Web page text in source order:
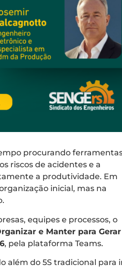
procurando
riscos de acidentes e a
a produtividade. Em
inicial, mas na
equipes e processos, o
e Manter para Gerar
, pela plataforma Teams.
além do 5S tradicional para